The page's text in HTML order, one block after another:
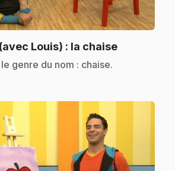
Louis) : la chaise.
genre du nom : chaise.